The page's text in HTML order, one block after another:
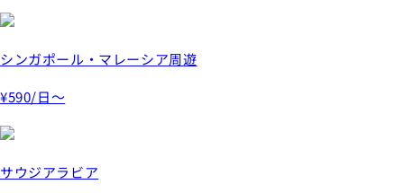
シンガポール・マレーシア周遊
¥590/日～
サウジアラビア